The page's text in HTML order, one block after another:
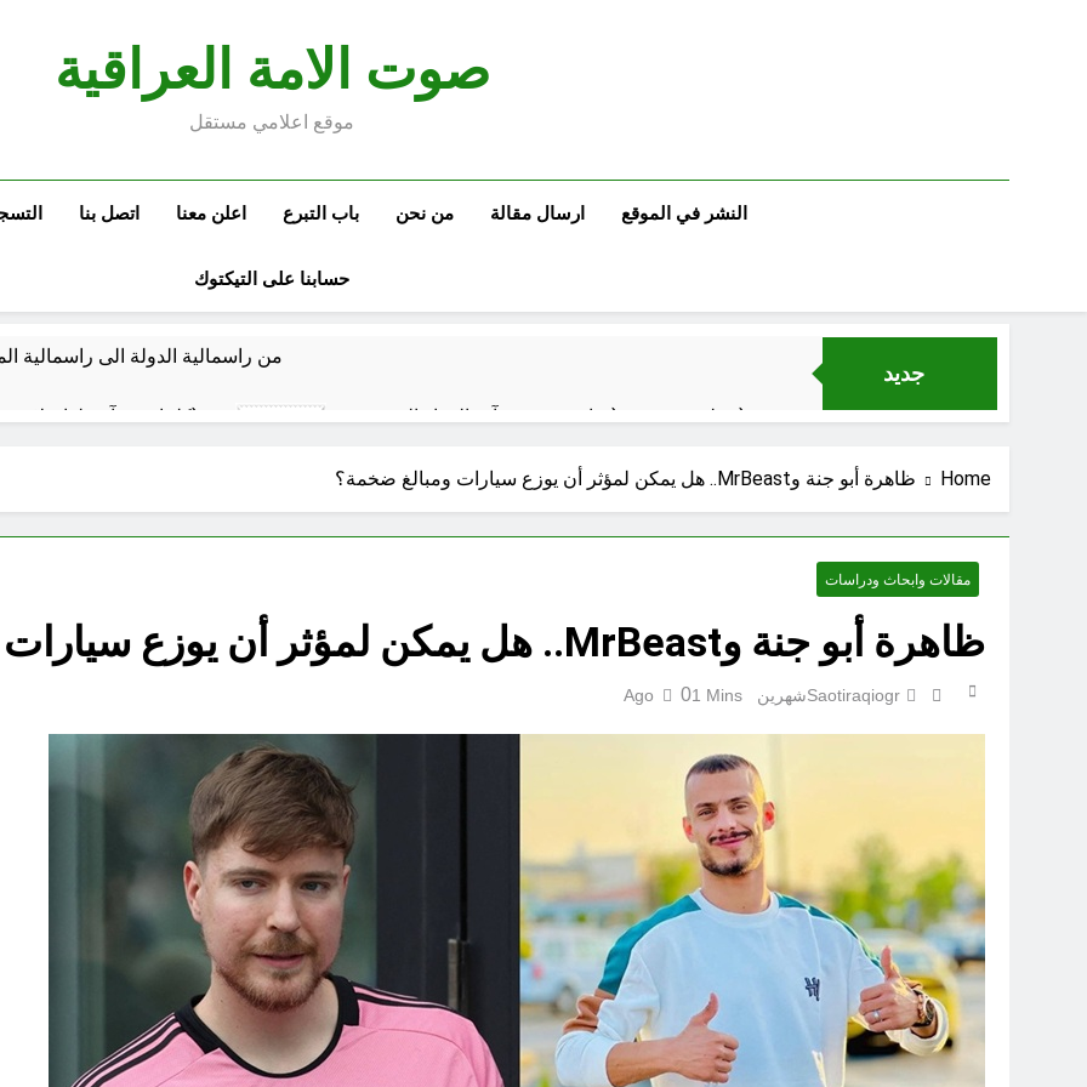
صوت الامة العراقية
موقع اعلامي مستقل
النشر في الموقع ارسال مقالة من نحن باب التبرع اعلن معنا اتصل بنا
حسابنا على التيكتوك
جديد
من راسمالية الدولة الى راسمالية
كلمات قرآنية لها علاقة بمشاة أربعين الحسين: تسقي، آثر (ح 11) مجلس حسيني (دواعي نصب مآتم العزاء الحسيني)
عْاشُورْاءُالسَّنَةُ الثَّالِثةَ عشَرَة(٢٢)[إِنتفاضةُ صفَر…تمرُّدٌ حُسَينيٌّ][ب]
ماذا لو كان المدير اقوى من الوزير ؟
مؤيد اللامي .. الأكثر
Home ظاهرة أبو جنة وMrBeast.. هل يمكن لمؤثر أن يوزع سيارات ومبالغ ضخمة؟
مقالات وابحاث ودراسات
ظاهرة أبو جنة وMrBeast.. هل يمكن لمؤثر أن يوزع سيارات ومبالغ ضخمة؟
Saotiraqiogrشهرين Ago 01 Mins